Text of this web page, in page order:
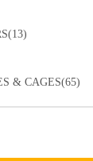
& CAGES(65)